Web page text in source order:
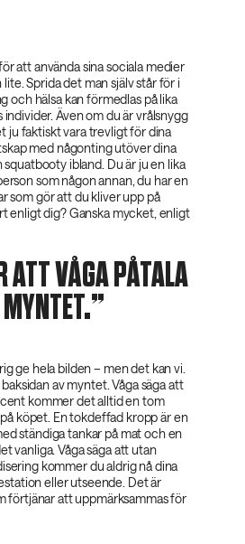
att använda sina sociala medier
Sprida det man själv står för i
och hälsa kan förmedlas på lika
Även om du är vrålsnygg
ju faktiskt vara trevligt för dina
med någonting utöver dina
ibland. Du är ju en lika
som någon annan, du har en
som gör att du kliver upp på
enligt dig? Ganska mycket, enligt
ATT VÅGA PÅTALA
ge hela bilden – men det kan vi.
av myntet. Våga säga att
kommer det alltid en tom
köpet. En tokdeffad kropp är en
ständiga tankar på mat och en
vanliga. Våga säga att utan
kommer du aldrig nå dina
eller utseende. Det är
förtjänar att uppmärksammas för